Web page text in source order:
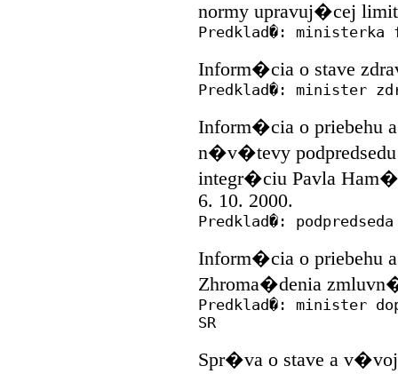
normy upravuj�cej
Predklad�: ministerka
Inform�cia o stave
Predklad�: minister
Inform�cia o priebehu
n�v�tevy
integr�ciu Pavla
6. 10. 2000.
Predklad�:
Inform�cia o priebehu
Zhroma�denia
Predklad�: minister
SR
Spr�va o stave a